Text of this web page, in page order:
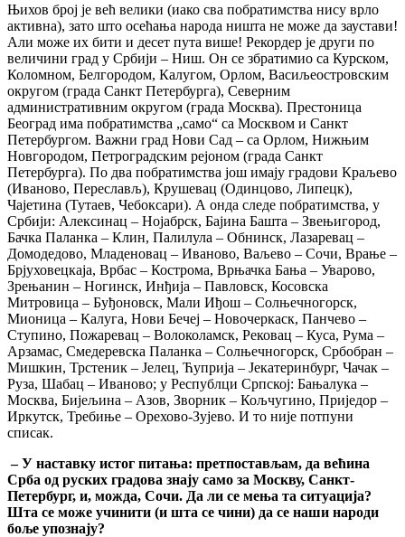
Њихов број је већ велики (иако сва побратимства нису врло
активна), зато што осећања народа ништа не може да заустави!
Али може их бити и десет пута више! Рекордер је други по
величини град у Србији – Ниш. Он се збратимио са Курском,
Коломном, Белгородом, Калугом, Орлом, Васиљеостровским
округом (града Санкт Петербурга), Северним
административним округом (града Москва). Престоница
Београд има побратимства „само“ са Москвом и Санкт
Петербургом. Важни град Нови Сад – са Орлом, Нижњим
Новгородом, Петроградским рејоном (града Санкт
Петербурга). По два побратимства још имају градови Краљево
(Иваново, Переслављ), Крушевац (Одинцово, Липецк),
Чајетина (Тутаев, Чебоксари). А онда следе побратимства, у
Србији: Алексинац – Нојабрск, Бајина Башта – Звењигород,
Бачка Паланка – Клин, Палилула – Обнинск, Лазаревац –
Домодедово, Младеновац – Иваново, Ваљево – Сочи, Врање –
Брјуховецкаја, Врбас – Кострома, Врњачка Бања – Уварово,
Зрењанин – Ногинск, Инђија – Павловск, Косовска
Митровица – Буђоновск, Мали Иђош – Солњечногорск,
Мионица – Калуга, Нови Бечеј – Новочеркаск, Панчево –
Ступино, Пожаревац – Волоколамск, Рековац – Куса, Рума –
Арзамас, Смедеревска Паланка – Солњечногорск, Србобран –
Мишкин, Трстеник – Јелец, Ћуприја – Јекатеринбург, Чачак –
Руза, Шабац – Иваново; у Республци Српској: Бањалука –
Москва, Бијељина – Азов, Зворник – Кољчугино, Приједор –
Иркутск, Требиње – Орехово-Зујево. И то није потпуни
списак.
–У наставку истог питања: претпостављам, да већина
Срба од руских градова знају само за Москву, Санкт-
Петербург, и, можда, Сочи. Да ли се мења та ситуација?
Шта се може учинити (и шта се чини) да се наши народи
боље упознају?